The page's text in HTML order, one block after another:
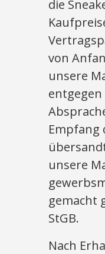
die
von
unsere
Empfang
unsere
gemacht
StGB.
Nach